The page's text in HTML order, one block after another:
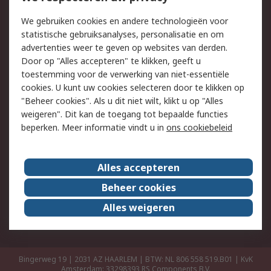
Track & Trace
Wettelijk
Cookiebeleid
Email veiligheid
Privacybeleid
Websitevoorwaarden
Algemene
verkoopvoorwaarden
Over RS
RS Group
Over ons
RS wereldwijd
Werken bij RS
ESG
Bingerweg 19 | 2031 AZ HAARLEM | BTW: NL 806 558 519.B01 | KvK
We gebruiken cookies en andere technologieën voor
statistische gebruiksanalyses, personalisatie en om
advertenties weer te geven op websites van derden.
Door op "Alles accepteren" te klikken, geeft u
toestemming voor de verwerking van niet-essentiële
cookies. U kunt uw cookies selecteren door te klikken op
"Beheer cookies". Als u dit niet wilt, klikt u op "Alles
weigeren". Dit kan de toegang tot bepaalde functies
beperken. Meer informatie vindt u in ons cookiebeleid
Alles accepteren
Beheer cookies
Alles weigeren